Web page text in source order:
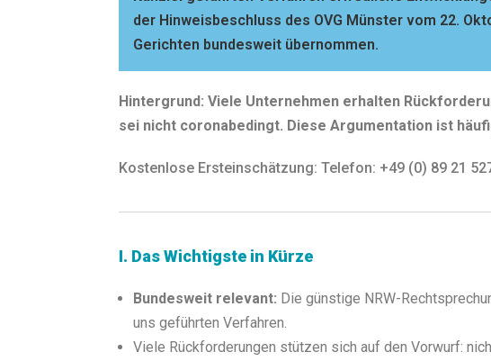
der Hinweisbeschluss des OVG Münster vom 22.
Gerichten bundesweit übernommen.
Hintergrund: Viele Unternehmen erhalten
sei nicht coronabedingt. Diese Argumentation ist
Kostenlose Ersteinschätzung: Telefon: +49 (0) 89 21
I. Das Wichtigste in Kürze
Bundesweit relevant: Die günstige NRW-
uns geführten Verfahren.
Viele Rückforderungen stützen sich auf den Vorwurf: